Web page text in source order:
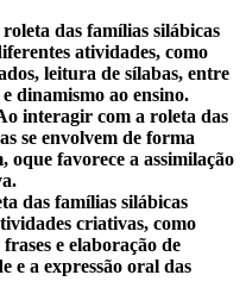
das famílias silábicas
atividades, como
leitura de sílabas, entre
dinamismo ao ensino.
interagir com a roleta das
se envolvem de forma
oque favorece a assimilação
das famílias silábicas
criativas, como
e elaboração de
e a expressão oral das